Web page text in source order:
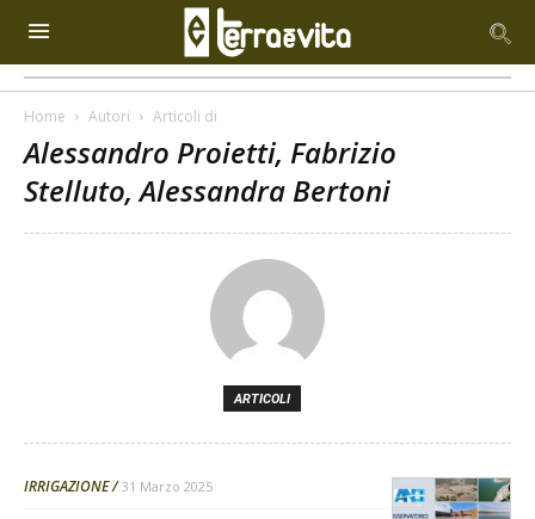
Home Autori Articoli di
Alessandro Proietti, Fabrizio
Stelluto, Alessandra Bertoni
ARTICOLI
IRRIGAZIONE 31 Marzo 2025